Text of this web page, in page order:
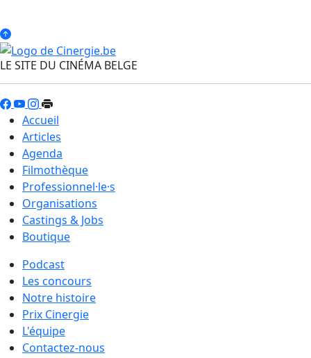
LE SITE DU CINÉMA BELGE
Accueil
Articles
Agenda
Filmothèque
Professionnel·le·s
Organisations
Castings & Jobs
Boutique
Podcast
Les concours
Notre histoire
Prix Cinergie
L'équipe
Contactez-nous